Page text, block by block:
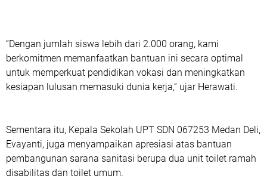
“Dengan jumlah siswa lebih dari 2.000 orang, kami
berkomitmen memanfaatkan bantuan ini secara optimal
untuk memperkuat pendidikan vokasi dan meningkatkan
kesiapan lulusan memasuki dunia kerja,” ujar Herawati.
Sementara itu, Kepala Sekolah UPT SDN 067253 Medan Deli,
Evayanti, juga menyampaikan apresiasi atas bantuan
pembangunan sarana sanitasi berupa dua unit toilet ramah
disabilitas dan toilet umum.